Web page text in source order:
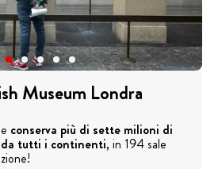
Museum Londra
conserva più di sette milioni di
tutti i continenti, in 194 sale